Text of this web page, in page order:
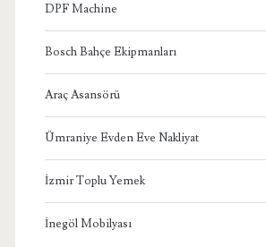
DPF Machine
Bosch Bahçe Ekipmanları
Araç Asansörü
Ümraniye Evden Eve Nakliyat
İzmir Toplu Yemek
İnegöl Mobilyası